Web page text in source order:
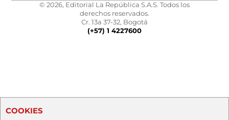
© 2026, Editorial La República S.A.S. Todos los
derechos reservados.
Cr. 13a 37-32, Bogotá
(+57) 1 4227600
COOKIES